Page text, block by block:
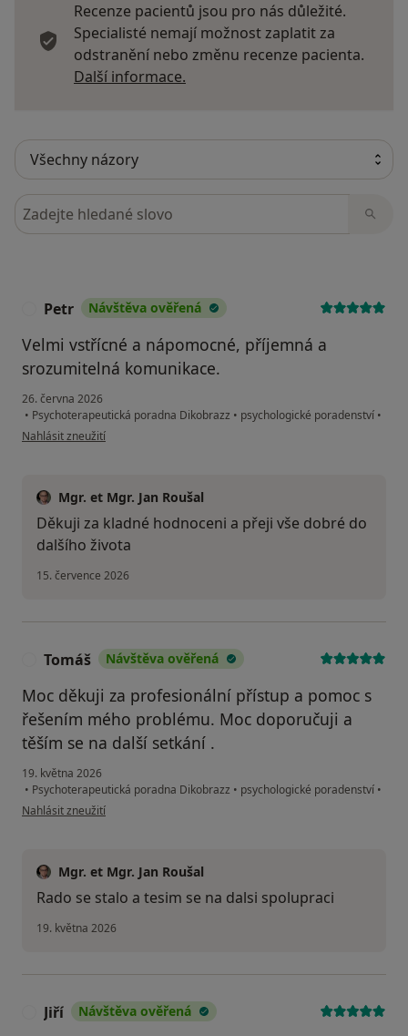
Recenze pacientů jsou pro nás důležité.
Specialisté nemají možnost zaplatit za
odstranění nebo změnu recenze pacienta.
Další informace.
Hledejte v názorech
Petr Návštěva ověřená
Velmi vstřícné a nápomocné, příjemná a
srozumitelná komunikace.
26. června 2026
• Psychoterapeutická poradna Dikobrazz • psychologické poradenství •
podle názoru uživatele Petr
Nahlásit zneužití
Mgr. et Mgr. Jan Roušal
Děkuji za kladné hodnoceni a přeji vše dobré do
dalšího života
15. července 2026
Tomáš Návštěva ověřená
Moc děkuji za profesionální přístup a pomoc s
řešením mého problému. Moc doporučuji a
těším se na další setkání .
19. května 2026
• Psychoterapeutická poradna Dikobrazz • psychologické poradenství •
podle názoru uživatele Tomáš
Nahlásit zneužití
Mgr. et Mgr. Jan Roušal
Rado se stalo a tesim se na dalsi spolupraci
19. května 2026
Jiří Návštěva ověřená